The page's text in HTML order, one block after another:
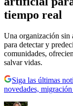
tiempo real
Una organización
para detectar y
comunidades,
salvar vidas.
Siga las últimas
novedades,